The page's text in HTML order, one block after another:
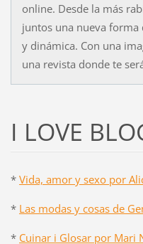
online. Desde la más
juntos una nueva forma
y dinámica. Con una
una revista donde te
I LOVE
* Vida, amor y sexo por
* Las modas y cosas de
* Cuinar i Glosar por Mari